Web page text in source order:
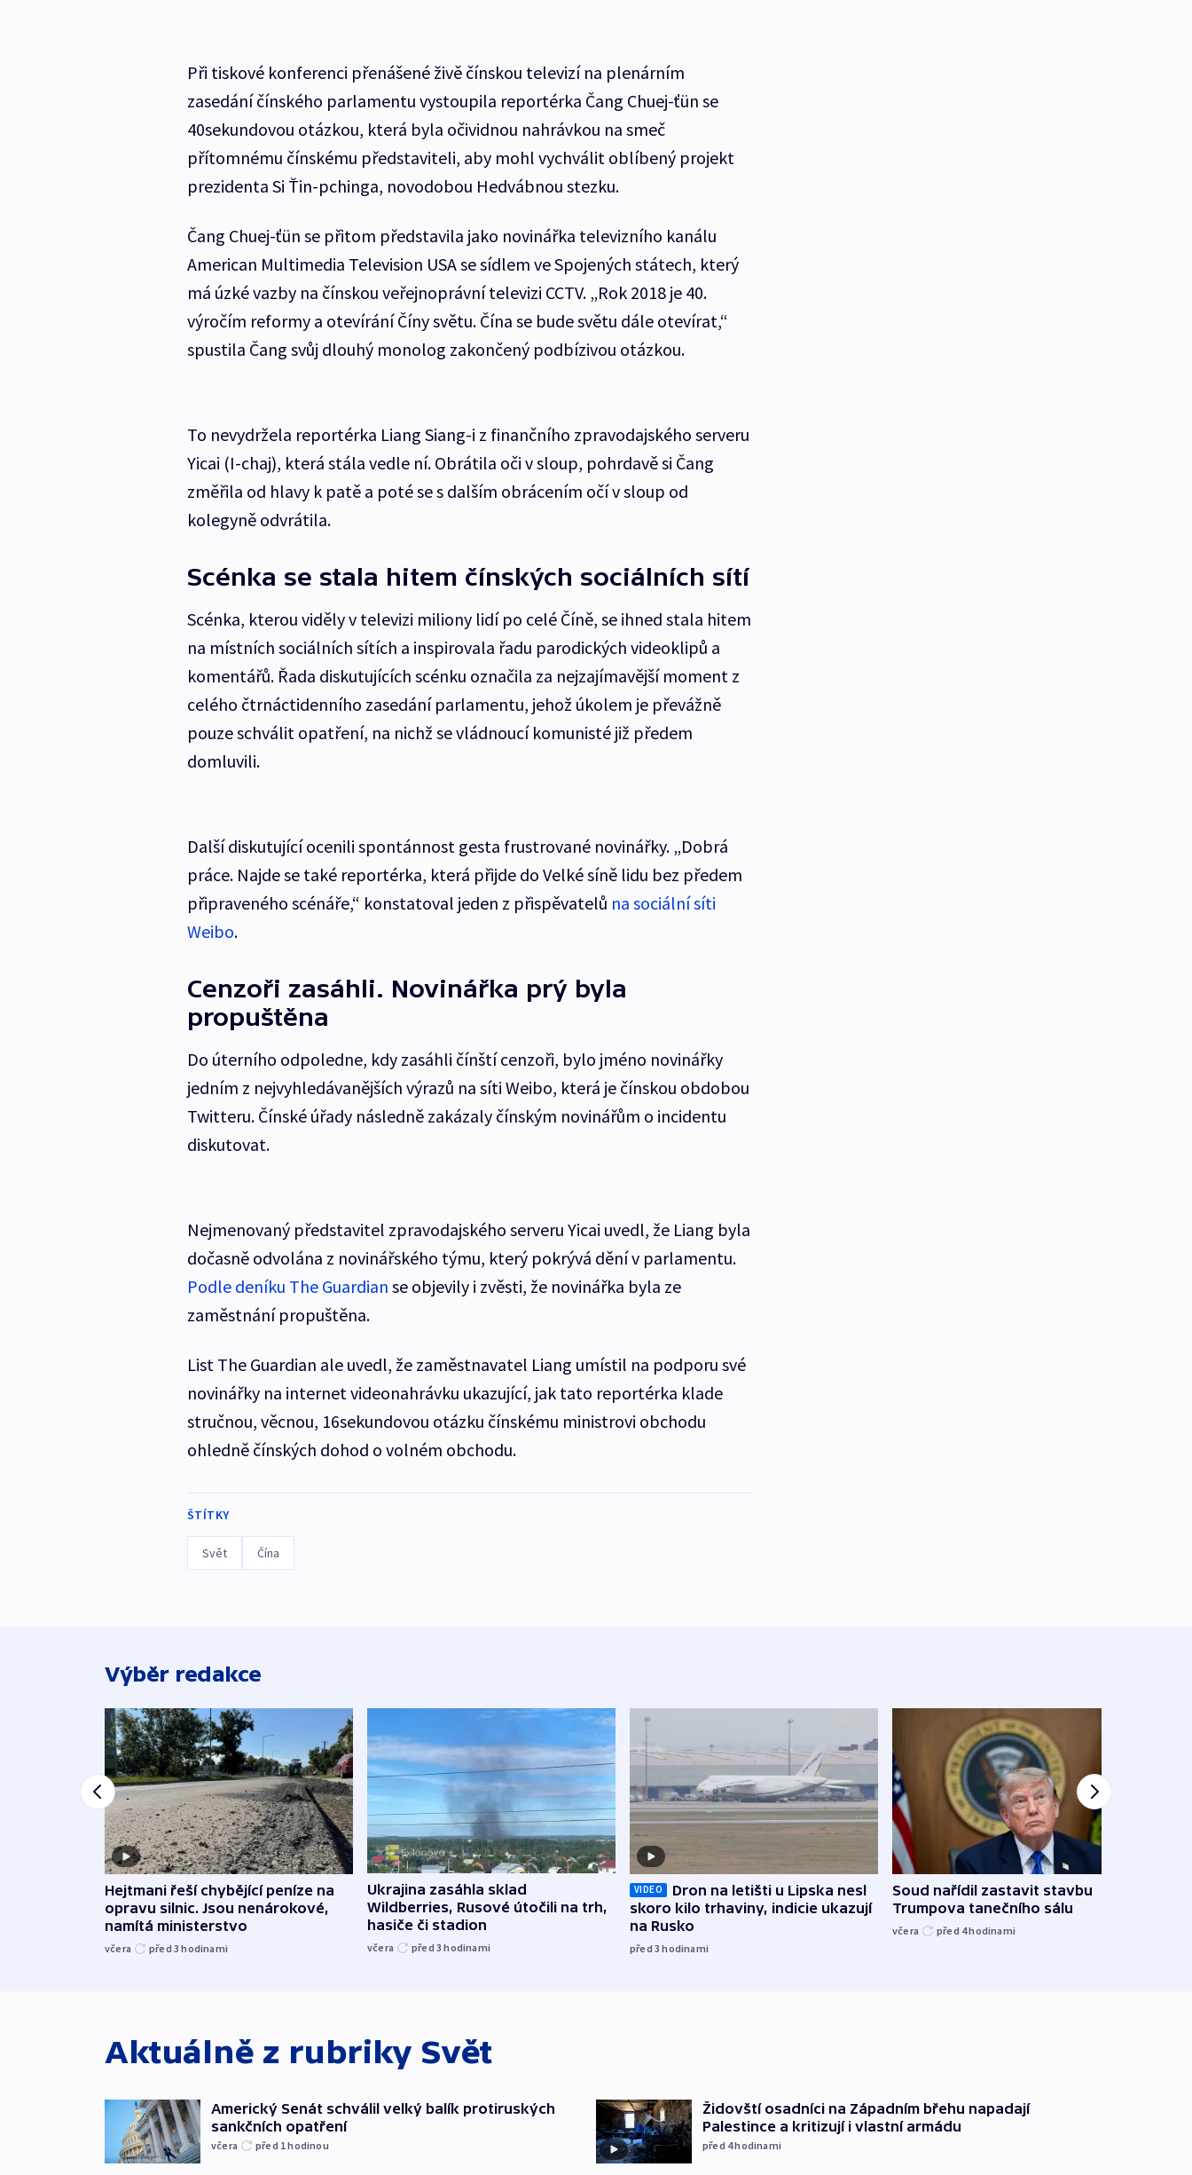
Při tiskové konferenci přenášené živě čínskou televizí na plenárním
zasedání čínského parlamentu vystoupila reportérka Čang Chuej-ťün se
40sekundovou otázkou, která byla očividnou nahrávkou na smeč
přítomnému čínskému představiteli, aby mohl vychválit oblíbený projekt
prezidenta Si Ťin-pchinga, novodobou Hedvábnou stezku.
Čang Chuej-ťün se přitom představila jako novinářka televizního kanálu
American Multimedia Television USA se sídlem ve Spojených státech, který
má úzké vazby na čínskou veřejnoprávní televizi CCTV. „Rok 2018 je 40.
výročím reformy a otevírání Číny světu. Čína se bude světu dále otevírat,“
spustila Čang svůj dlouhý monolog zakončený podbízivou otázkou.
To nevydržela reportérka Liang Siang-i z finančního zpravodajského serveru
Yicai (I-chaj), která stála vedle ní. Obrátila oči v sloup, pohrdavě si Čang
změřila od hlavy k patě a poté se s dalším obrácením očí v sloup od
kolegyně odvrátila.
Scénka se stala hitem čínských sociálních sítí
Scénka, kterou viděly v televizi miliony lidí po celé Číně, se ihned stala hitem
na místních sociálních sítích a inspirovala řadu parodických videoklipů a
komentářů. Řada diskutujících scénku označila za nejzajímavější moment z
celého čtrnáctidenního zasedání parlamentu, jehož úkolem je převážně
pouze schválit opatření, na nichž se vládnoucí komunisté již předem
domluvili.
Další diskutující ocenili spontánnost gesta frustrované novinářky. „Dobrá
práce. Najde se také reportérka, která přijde do Velké síně lidu bez předem
připraveného scénáře,“ konstatoval jeden z přispěvatelů na sociální síti
Weibo.
Cenzoři zasáhli. Novinářka prý byla
propuštěna
Do úterního odpoledne, kdy zasáhli čínští cenzoři, bylo jméno novinářky
jedním z nejvyhledávanějších výrazů na síti Weibo, která je čínskou obdobou
Twitteru. Čínské úřady následně zakázaly čínským novinářům o incidentu
diskutovat.
Nejmenovaný představitel zpravodajského serveru Yicai uvedl, že Liang byla
dočasně odvolána z novinářského týmu, který pokrývá dění v parlamentu.
Podle deníku The Guardian se objevily i zvěsti, že novinářka byla ze
zaměstnání propuštěna.
List The Guardian ale uvedl, že zaměstnavatel Liang umístil na podporu své
novinářky na internet videonahrávku ukazující, jak tato reportérka klade
stručnou, věcnou, 16sekundovou otázku čínskému ministrovi obchodu
ohledně čínských dohod o volném obchodu.
ŠTÍTKY
Svět Čína
Výběr redakce
Hejtmani řeší chybějící peníze na
opravu silnic. Jsou nenárokové,
namítá ministerstvo
včera před 3hodinami
Ukrajina zasáhla sklad
Wildberries, Rusové útočili na trh,
hasiče či stadion
včera před 3hodinami
VIDEO
Dron na letišti u Lipska nesl
skoro kilo trhaviny, indicie ukazují
na Rusko
před 3hodinami
Soud nařídil zastavit stavbu
Trumpova tanečního sálu
včera před 4hodinami
Aktuálně z rubriky Svět
Americký Senát schválil velký balík protiruských
sankčních opatření
včera před 1hodinou
Židovští osadníci na Západním břehu napadají
Palestince a kritizují i vlastní armádu
před 4hodinami